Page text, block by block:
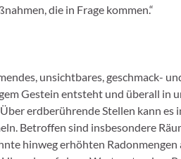
die in Frage kommen.“
unsichtbares, geschmack-
Gestein entsteht und überall in
erdberührende Stellen kann es
Betroffen sind insbesondere
hinweg erhöhten